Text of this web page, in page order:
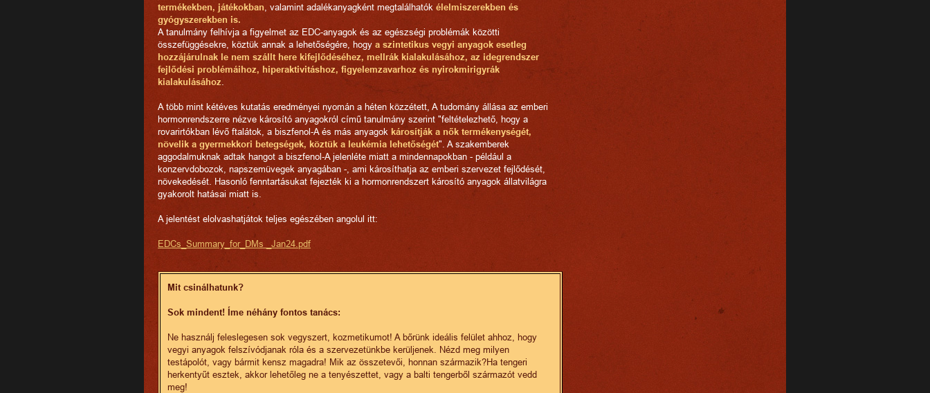
termékekben, játékokban , valamint adalékanyagként megtalálhatók élelmiszerekben és
gyógyszerekben is.
A tanulmány felhívja a figyelmet az EDC-anyagok és az egészségi problémák közötti
összefüggésekre, köztük annak a lehetőségére, hogy a szintetikus vegyi anyagok esetleg
hozzájárulnak le nem szállt here kifejlődéséhez, mellrák kialakulásához, az idegrendszer
fejlődési problémáihoz, hiperaktivitáshoz, figyelemzavarhoz és nyirokmirigyrák
kialakulásához
A több mint kétéves kutatás eredményei nyomán a héten közzétett, A tudomány állása az emberi
hormonrendszerre nézve károsító anyagokról című tanulmány szerint "feltételezhető, hogy a
rovarirtókban lévő ftalátok, a biszfenol-A és más anyagok károsítják a nők termékenységét,
növelik a gyermekkori betegségek, köztük a leukémia lehetőségét". A szakemberek
aggodalmuknak adtak hangot a biszfenol-A jelenléte miatt a mindennapokban - például a
konzervdobozok, napszemüvegek anyagában -, ami károsíthatja az emberi szervezet fejlődését,
növekedését. Hasonló fenntartásukat fejezték ki a hormonrendszert károsító anyagok állatvilágra
gyakorolt hatásai miatt is.
A jelentést elolvashatjátok teljes egészében angolul itt:
EDCs_Summary_for_DMs _Jan24.pdf
Mit csinálhatunk?
Sok mindent! Íme néhány fontos tanács:
Ne használj feleslegesen sok vegyszert, kozmetikumot! A bőrünk ideális felület ahhoz, hogy
vegyi anyagok felszívódjanak róla és a szervezetünkbe kerüljenek. Nézd meg milyen
testápolót, vagy bármit kensz magadra! Mik az összetevői, honnan származik?Ha tengeri
herkentyűt esztek, akkor lehetőleg ne a tenyészettet, vagy a balti tengerből származót vedd
meg!